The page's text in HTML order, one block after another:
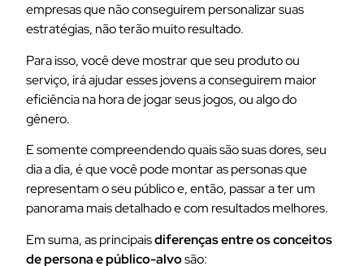
empresas que não conseguirem personalizar suas
estratégias, não terão muito resultado.
Para isso, você deve mostrar que seu produto ou
serviço, irá ajudar esses jovens a conseguirem maior
eficiência na hora de jogar seus jogos, ou algo do
gênero.
E somente compreendendo quais são suas dores, seu
dia a dia, é que você pode montar as personas que
representam o seu público e, então, passar a ter um
panorama mais detalhado e com resultados melhores.
Em suma, as principaisdiferenças entre os conceitos
de persona e público-alvosão: